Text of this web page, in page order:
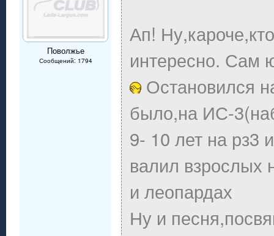
Поволжье
Сообщений: 1794
Ап!
интересно. Сам
Остановился
было,на ИС-
9- 10 лет на рз3
валил взрослых
и леопардах
Ну и